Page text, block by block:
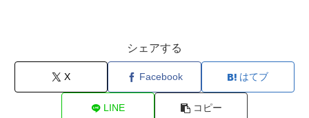
シェアする
X Facebook はてブ
LINE コピー